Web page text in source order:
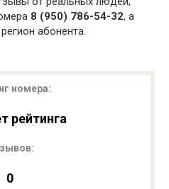
8 (950) 786-54-32, а
абонента.
номера:
рейтинга
0